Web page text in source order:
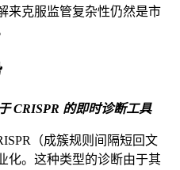
来克服监管复杂性仍然是市
CRISPR 的即时诊断工具
（成簇规则间隔短回文
化。这种类型的诊断由于其